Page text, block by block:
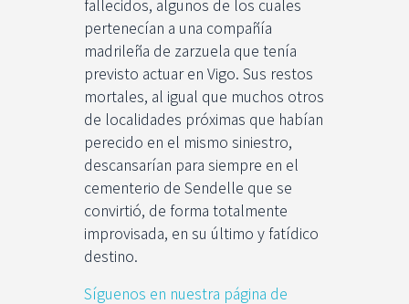
fallecidos, algunos de los cuales
pertenecían a una compañía
madrileña de zarzuela que tenía
previsto actuar en Vigo. Sus restos
mortales, al igual que muchos otros
de localidades próximas que habían
perecido en el mismo siniestro,
descansarían para siempre en el
cementerio de Sendelle que se
convirtió, de forma totalmente
improvisada, en su último y fatídico
destino.
Síguenos en nuestra página de